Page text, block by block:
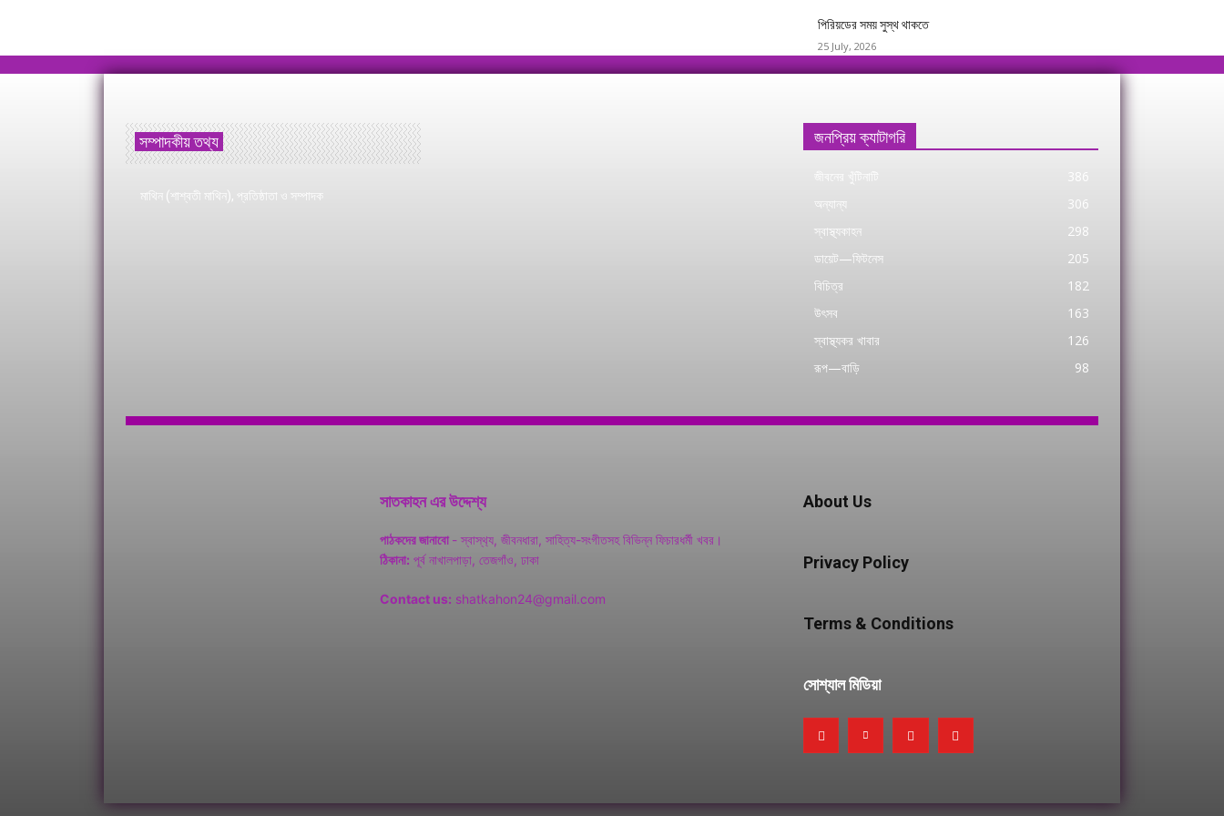
পিরিয়ডের সময় সুস্থ থাকতে
25 July, 2026
সম্পাদকীয় তথ্য
মাথিন (শাশ্বতী মাথিন), প্রতিষ্ঠাতা ও সম্পাদক
জনপ্রিয় ক্যাটাগরি
386
অন্যান্য
306
স্বাস্থ্যকাহন
298
ডায়েট—ফিটনেস
205
বিচিত্র
182
উৎসব
163
স্বাস্থ্যকর খাবার
126
রূপ—বাড়ি
98
সাতকাহন এর উদ্দেশ্য
পাঠকদের জানাবো- স্বাস্থ‌্য, জীবনধারা, সাহিত্য-সংগীতসহ বিভিন্ন ফিচারধর্মী খবর।
ঠিকানা: পূর্ব নাখালপাড়া, তেজগাঁও, ঢাকা
Contact us: shatkahon24@gmail.com
About Us
Privacy Policy
Terms & Conditions
সোশ্যাল মিডিয়া